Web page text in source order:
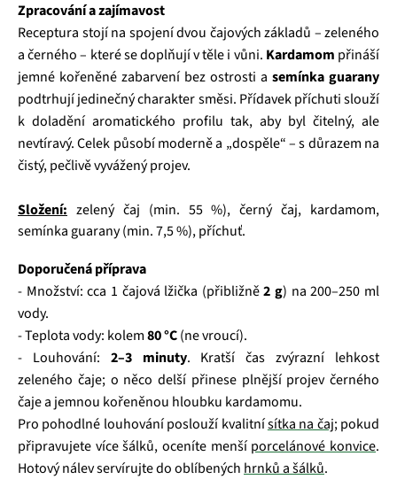
Zpracování a zajímavost
Receptura stojí na spojení dvou čajových základů – zeleného
a černého – které se doplňují v těle i vůni. Kardamom přináší
jemné kořeněné zabarvení bez ostrosti a semínka guarany
podtrhují jedinečný charakter směsi. Přídavek příchuti slouží
k doladění aromatického profilu tak, aby byl čitelný, ale
nevtíravý. Celek působí moderně a „dospěle“ – s důrazem na
čistý, pečlivě vyvážený projev.
Složení: zelený čaj (min. 55 %), černý čaj, kardamom,
semínka guarany (min. 7,5 %), příchuť.
Doporučená příprava
- Množství: cca 1 čajová lžička (přibližně2 g) na 200–250 ml
vody.
- Teplota vody: kolem80 °C(ne vroucí).
- Louhování: 2–3 minuty. Kratší čas zvýrazní lehkost
zeleného čaje; o něco delší přinese plnější projev černého
čaje a jemnou kořeněnou hloubku kardamomu.
Pro pohodlné louhování poslouží kvalitnísítka na čaj; pokud
připravujete více šálků, oceníte menší porcelánové konvice.
Hotový nálev servírujte do oblíbených hrnků a šálků.